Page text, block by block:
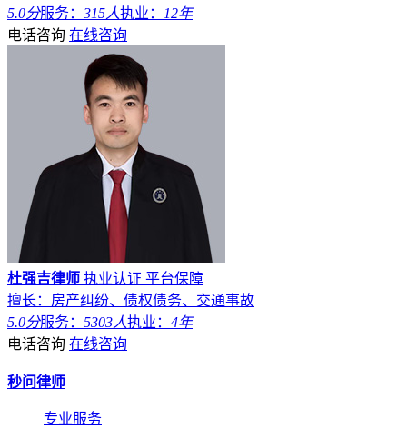
5.0分服务： 315人执业：
12年
电话咨询 在线咨询
杜强吉律师 执业认证 平台保障
擅长：房产纠纷、债权债务、交通事故
5.0分服务： 5303人执业： 4年
电话咨询 在线咨询
秒问律师
专业服务